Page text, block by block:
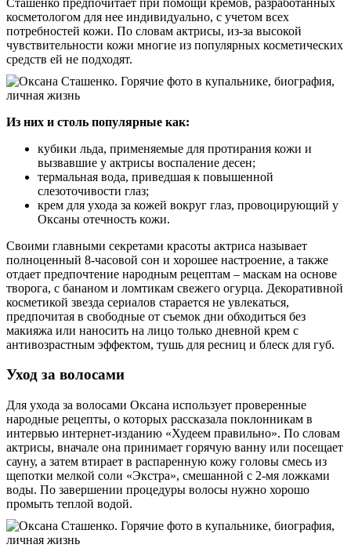
косметологом для нее индивидуально, с учетом всех
потребностей кожи. По словам актрисы, из-за высокой
чувствительности кожи многие из популярных косметических
средств ей не подходят.
Из них и столь популярные как:
кубики льда, применяемые для протирания кожи и
вызвавшие у актрисы воспаление десен;
термальная вода, приведшая к повышенной
слезоточивости глаз;
крем для ухода за кожей вокруг глаз, провоцирующий у
Оксаны отечность кожи.
Своими главными секретами красоты актриса называет
полноценный 8-часовой сон и хорошее настроение, а также
отдает предпочтение народным рецептам – маскам на основе
творога, с бананом и ломтикам свежего огурца. Декоративной
косметикой звезда сериалов старается не увлекаться,
предпочитая в свободные от съемок дни обходиться без
макияжа или наносить на лицо только дневной крем с
антивозрастным эффектом, тушь для ресниц и блеск для губ.
Уход за волосами
Для ухода за волосами Оксана использует проверенные
народные рецепты, о которых рассказала поклонникам в
интервью интернет-изданию «Худеем правильно». По словам
актрисы, вначале она принимает горячую ванну или посещает
сауну, а затем втирает в распаренную кожу головы смесь из
щепотки мелкой соли «Экстра», смешанной с 2-мя ложками
воды. По завершении процедуры волосы нужно хорошо
промыть теплой водой.